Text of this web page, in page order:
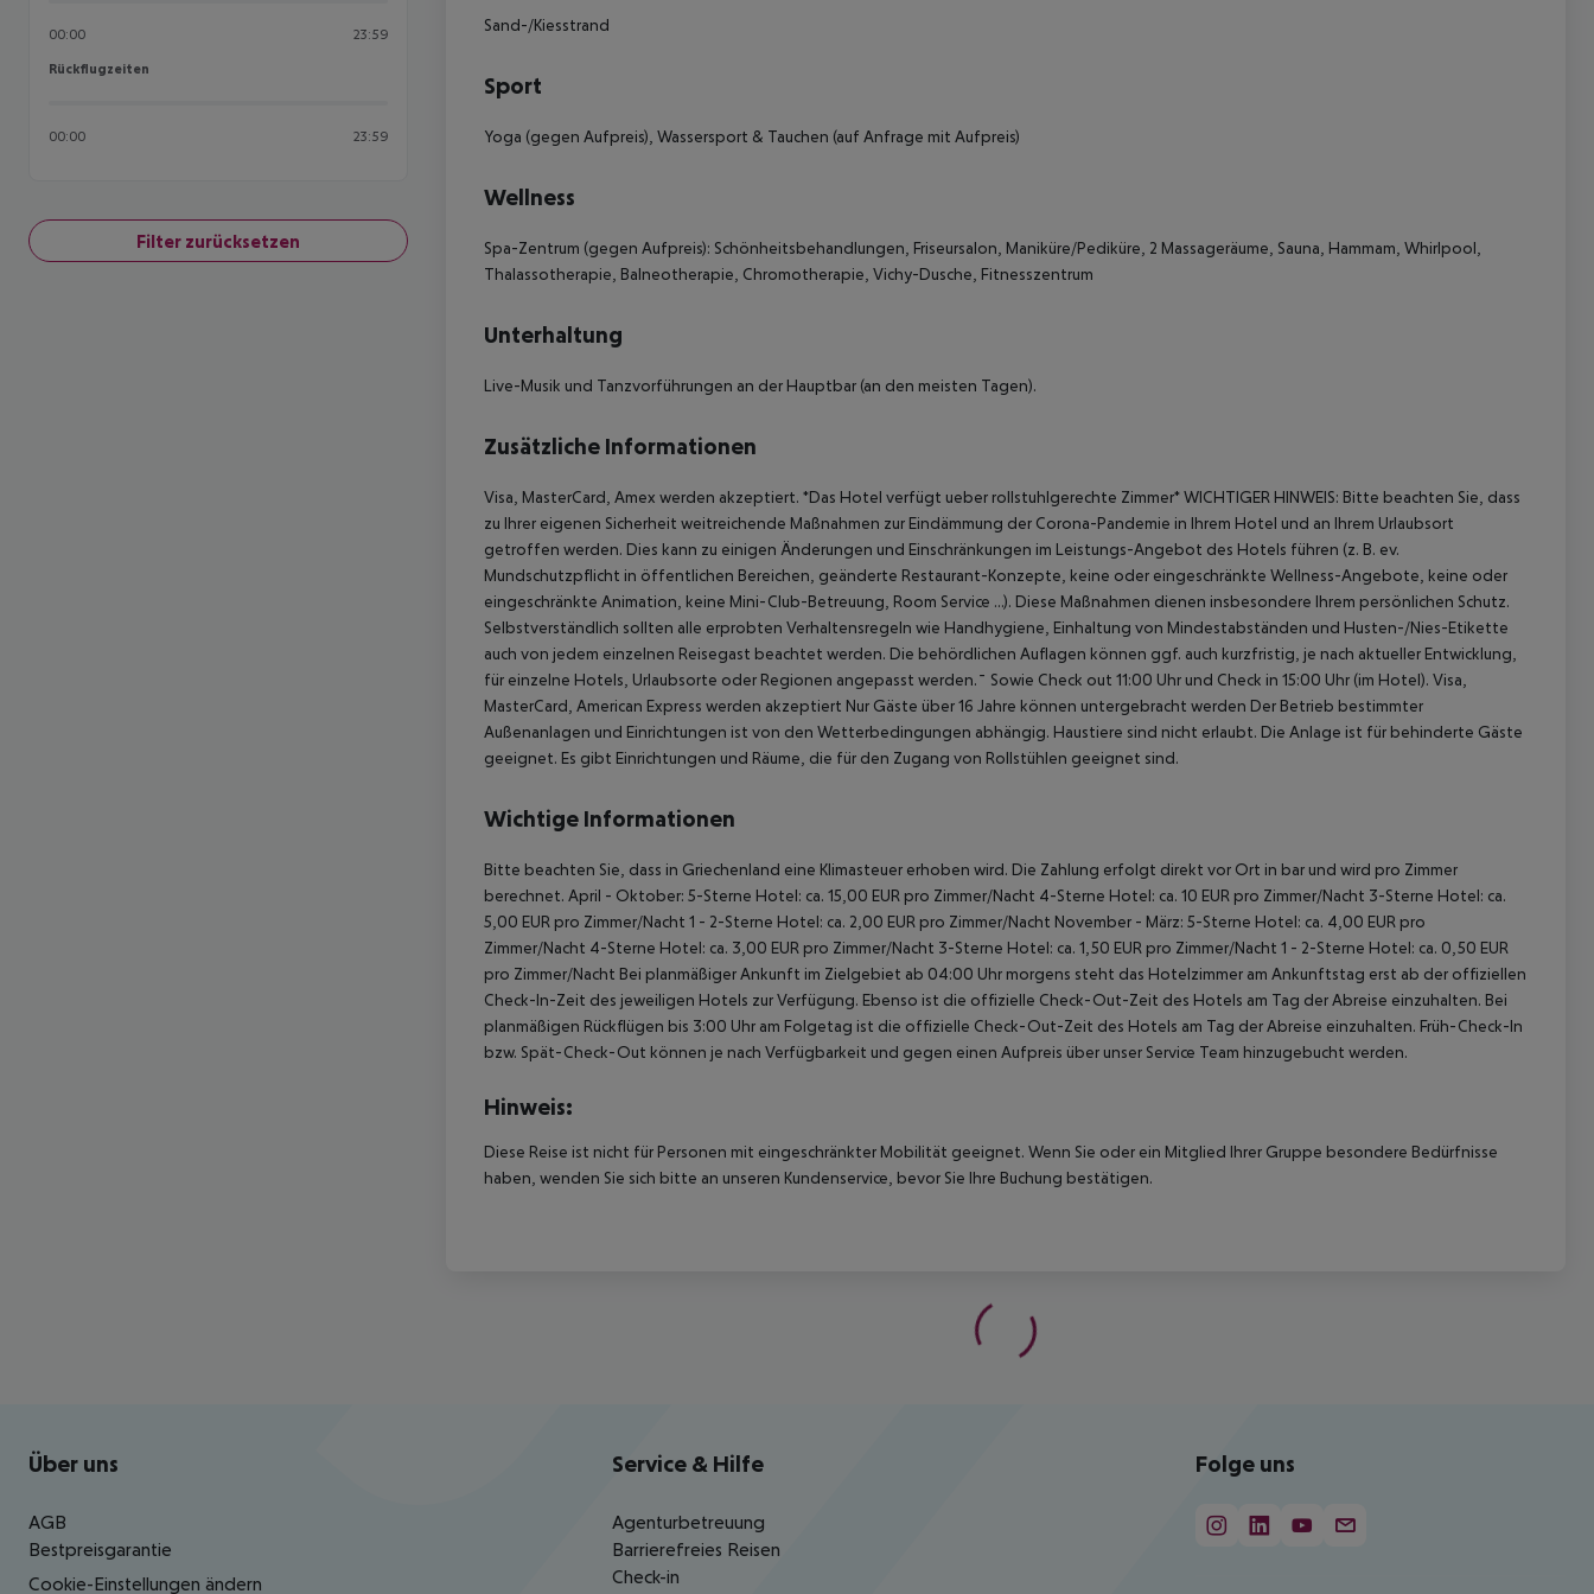
00:00 23:59
Rückflugzeiten
Rückflugzeiten
00:00 23:59
Filter zurücksetzen
Sand-/Kiesstrand
Sport
Yoga (gegen Aufpreis), Wassersport & Tauchen (auf Anfrage mit Aufpreis)
Wellness
Spa-Zentrum (gegen Aufpreis): Schönheitsbehandlungen, Friseursalon, Maniküre/Pediküre, 2 Massageräume, Sauna, Hammam, Whirlpool,
Thalassotherapie, Balneotherapie, Chromotherapie, Vichy-Dusche, Fitnesszentrum
Unterhaltung
Live-Musik und Tanzvorführungen an der Hauptbar (an den meisten Tagen).
Zusätzliche Informationen
Visa, MasterCard, Amex werden akzeptiert. *Das Hotel verfügt ueber rollstuhlgerechte Zimmer*WICHTIGER HINWEIS: Bitte beachten Sie, dass
zu Ihrer eigenen Sicherheit weitreichende Maßnahmen zur Eindämmung der Corona-Pandemie in Ihrem Hotel und an Ihrem Urlaubsort
getroffen werden. Dies kann zu einigen Änderungen und Einschränkungen im Leistungs-Angebot des Hotels führen (z. B. ev.
Mundschutzpflicht in öffentlichen Bereichen, geänderte Restaurant-Konzepte, keine oder eingeschränkte Wellness-Angebote, keine oder
eingeschränkte Animation, keine Mini-Club-Betreuung, Room Service …). Diese Maßnahmen dienen insbesondere Ihrem persönlichen Schutz.
Selbstverständlich sollten alle erprobten Verhaltensregeln wie Handhygiene, Einhaltung von Mindestabständen und Husten-/Nies-Etikette
auch von jedem einzelnen Reisegast beachtet werden. Die behördlichen Auflagen können ggf. auch kurzfristig, je nach aktueller Entwicklung,
für einzelne Hotels, Urlaubsorte oder Regionen angepasst werden.¯ Sowie Check out 11:00 Uhr und Check in 15:00 Uhr (im Hotel). Visa,
MasterCard, American Express werden akzeptiert Nur Gäste über 16 Jahre können untergebracht werden Der Betrieb bestimmter
Außenanlagen und Einrichtungen ist von den Wetterbedingungen abhängig. Haustiere sind nicht erlaubt. Die Anlage ist für behinderte Gäste
geeignet. Es gibt Einrichtungen und Räume, die für den Zugang von Rollstühlen geeignet sind.
Wichtige Informationen
Bitte beachten Sie, dass in Griechenland eine Klimasteuer erhoben wird. Die Zahlung erfolgt direkt vor Ort in bar und wird pro Zimmer
berechnet. April - Oktober: 5-Sterne Hotel: ca. 15,00 EUR pro Zimmer/Nacht 4-Sterne Hotel: ca. 10 EUR pro Zimmer/Nacht 3-Sterne Hotel: ca.
5,00 EUR pro Zimmer/Nacht 1 - 2-Sterne Hotel: ca. 2,00 EUR pro Zimmer/Nacht November - März: 5-Sterne Hotel: ca. 4,00 EUR pro
Zimmer/Nacht 4-Sterne Hotel: ca. 3,00 EUR pro Zimmer/Nacht 3-Sterne Hotel: ca. 1,50 EUR pro Zimmer/Nacht 1 - 2-Sterne Hotel: ca. 0,50 EUR
pro Zimmer/Nacht Bei planmäßiger Ankunft im Zielgebiet ab 04:00 Uhr morgens steht das Hotelzimmer am Ankunftstag erst ab der offiziellen
Check-In-Zeit des jeweiligen Hotels zur Verfügung. Ebenso ist die offizielle Check-Out-Zeit des Hotels am Tag der Abreise einzuhalten. Bei
planmäßigen Rückflügen bis 3:00 Uhr am Folgetag ist die offizielle Check-Out-Zeit des Hotels am Tag der Abreise einzuhalten. Früh-Check-In
bzw. Spät-Check-Out können je nach Verfügbarkeit und gegen einen Aufpreis über unser Service Team hinzugebucht werden.
Hinweis:
Diese Reise ist nicht für Personen mit eingeschränkter Mobilität geeignet. Wenn Sie oder ein Mitglied Ihrer Gruppe besondere Bedürfnisse
haben, wenden Sie sich bitte an unseren Kundenservice, bevor Sie Ihre Buchung bestätigen.
Footer navigation
Über uns
AGB
Bestpreisgarantie
Cookie-Einstellungen ändern
Service & Hilfe
Agenturbetreuung
Barrierefreies Reisen
Check-in
Folge uns